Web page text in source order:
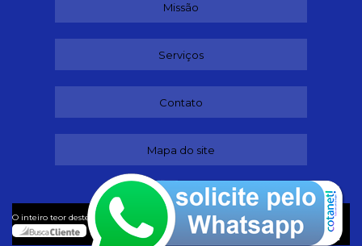
Missão
Serviços
Contato
Mapa do site
O inteiro teor deste site está sujeito à proteção de direitos autorais. Copyright
Adestradores (Lei 9610 de 19/02/1998)